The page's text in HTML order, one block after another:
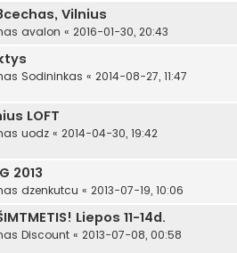
Vilnius
avalon « 2016-01-30, 20:43
Sodininkas « 2014-08-27, 11:47
LOFT
uodz « 2014-04-30, 19:42
2013
dzenkutcu « 2013-07-19, 10:06
Liepos 11-14d.
Discount « 2013-07-08, 00:58